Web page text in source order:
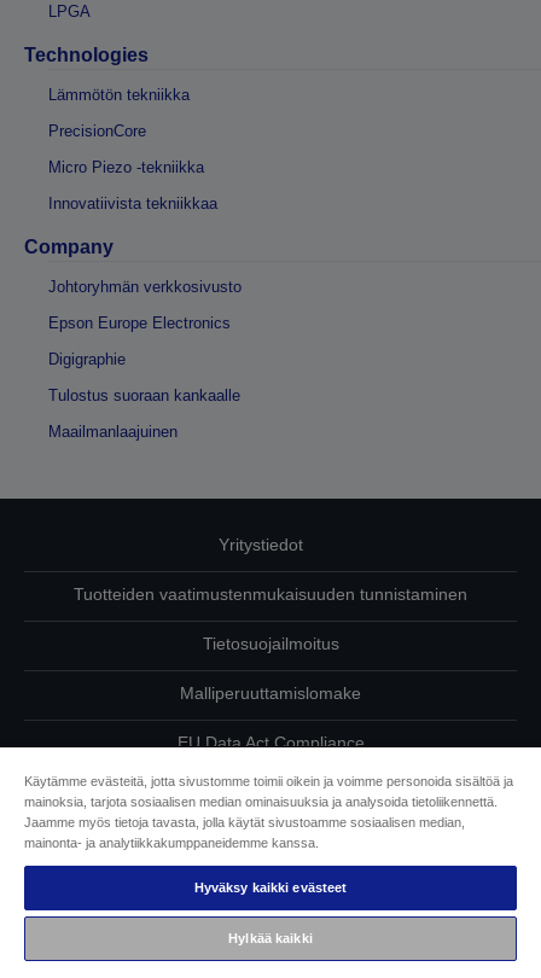
LPGA
Technologies
Lämmötön tekniikka
PrecisionCore
Micro Piezo -tekniikka
Innovatiivista tekniikkaa
Company
Johtoryhmän verkkosivusto
Epson Europe Electronics
Digigraphie
Tulostus suoraan kankaalle
Maailmanlaajuinen
Yritystiedot
Tuotteiden vaatimustenmukaisuuden tunnistaminen
Tietosuojailmoitus
Malliperuuttamislomake
EU Data Act Compliance
Ota meihin yhteyttä omista tiedoistasi
Tietoa evästeistä
Epson on sitoutunut saavutettavuuteen
Copyright © 2026 Seiko Epson
Käytämme evästeitä, jotta sivustomme toimii oikein ja voimme personoida sisältöä ja
mainoksia, tarjota sosiaalisen median ominaisuuksia ja analysoida tietoliikennettä.
Jaamme myös tietoja tavasta, jolla käytät sivustoamme sosiaalisen median,
mainonta- ja analytiikkakumppaneidemme kanssa.
Hyväksy kaikki evästeet
Hylkää kaikki